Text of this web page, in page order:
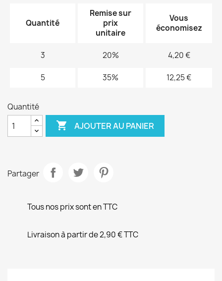
Quantité
Remise sur
prix
unitaire
Vous
économisez
3 20% 4,20 €
5 35% 12,25 €
Quantité
 AJOUTER AU PANIER
Partager
Tous nos prix sont en TTC
Livraison à partir de 2,90 € TTC